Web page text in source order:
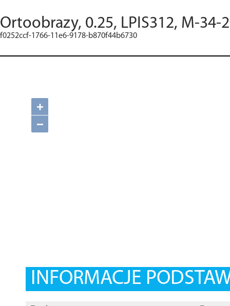
Ortoobrazy, 0.25, LPIS312, M-34-
f0252ccf-1766-11e6-9178-b870f44b6730
+
−
INFORMACJE